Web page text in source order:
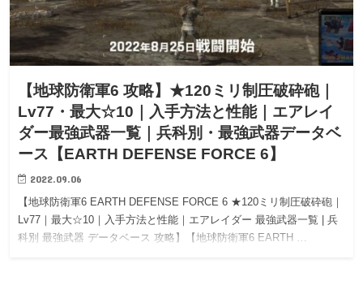
【地球防衛軍6 攻略】★120ミリ制圧破砕砲｜
Lv77・最大☆10｜入手方法と性能｜エアレイ
ダー最強武器一覧｜兵科別・最強武器データベ
ース【EARTH DEFENSE FORCE 6】
2022.09.06
【地球防衛軍6 EARTH DEFENSE FORCE 6 ★120ミリ制圧破砕砲｜
Lv77｜最大☆10｜入手方法と性能｜エアレイダー 最強武器一覧 | 兵
科別 最強武器 データベース 攻略】【地球防衛軍6 EARTH …